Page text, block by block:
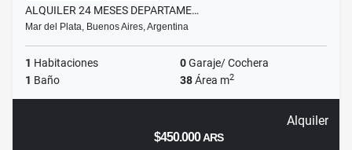
ALQUILER 24 MESES DEPARTAME…
Mar del Plata, Buenos Aires, Argentina
1 Habitaciones 0Garaje/ Cochera
1 Baño 38Área m2
Alquiler
$450.000ARS